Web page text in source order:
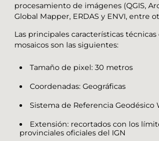
procesamiento de imágenes (QGIS,
Global Mapper, ERDAS y ENVI, entre
Las principales características técnicas
mosaicos son las siguientes:
Tamaño de pixel: 30 metros
Coordenadas: Geográficas
Sistema de Referencia Geodésico
Extensión: recortados con los
provinciales oficiales del IGN